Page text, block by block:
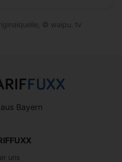
© waipu. tv
aus Bayern
uns